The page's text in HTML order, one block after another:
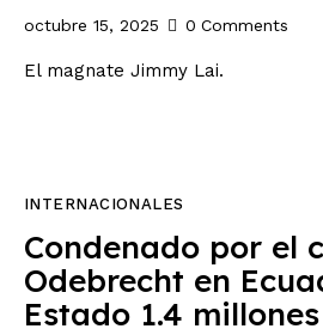
octubre 15, 2025 0 Comments
El magnate Jimmy Lai.
INTERNACIONALES
Condenado por el
Odebrecht en
Estado 1.4